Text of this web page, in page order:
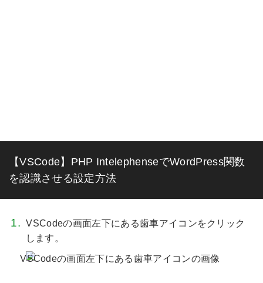
【VSCode】PHP IntelephenseでWordPress関数
を認識させる設定方法
VSCodeの画面左下にある歯車アイコンをクリック
します。